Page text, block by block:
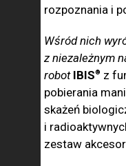
rozpoznania i
Wśród nich
z niezależnym
robot IBIS® z
pobierania
skażeń
i
zestaw